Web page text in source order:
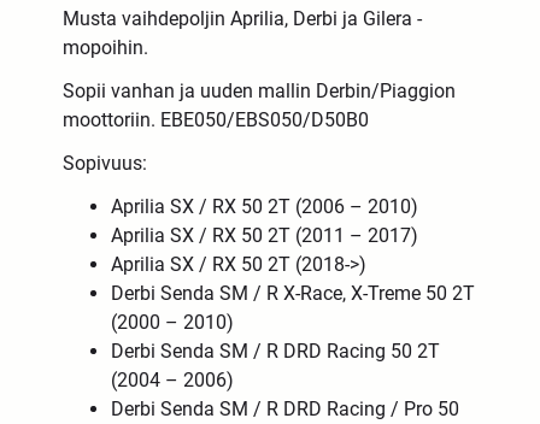
Musta vaihdepoljin Aprilia, Derbi ja Gilera -
mopoihin.
Sopii vanhan ja uuden mallin Derbin/Piaggion
moottoriin. EBE050/EBS050/D50B0
Sopivuus:
Aprilia SX / RX 50 2T (2006 – 2010)
Aprilia SX / RX 50 2T (2011 – 2017)
Aprilia SX / RX 50 2T (2018->)
Derbi Senda SM / R X-Race, X-Treme 50 2T
(2000 – 2010)
Derbi Senda SM / R DRD Racing 50 2T
(2004 – 2006)
Derbi Senda SM / R DRD Racing / Pro 50